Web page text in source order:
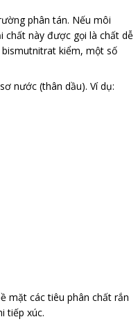
phân tán. Nếu môi
chất này được gọi là chất dễ
bismutnitrat kiểm, một số
nước (thân dầu). Ví dụ:
mặt các tiêu phân chất rắn
tiếp xúc.